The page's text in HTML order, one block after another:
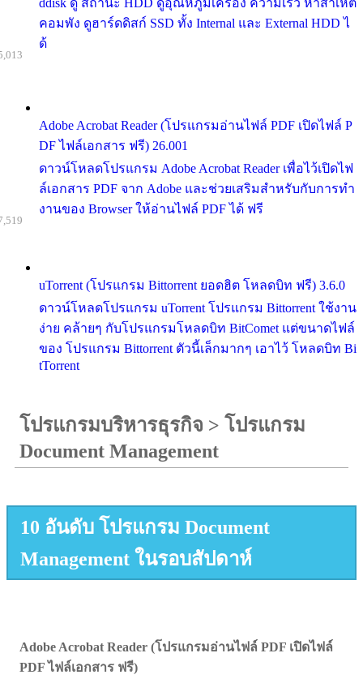
ddisk ดู สถานะ HDD ดูอุณหภูมิเครื่อง ความเร็ว หาสาเหต
คอมพัง ดูฮาร์ดดิสก์ SSD ทั้ง Internal และ External HDD ไ
ด้
Adobe Acrobat Reader (โปรแกรมอ่านไฟล์ PDF เปิดไฟล์ P
DF ไฟล์เอกสาร ฟรี) 26.001
ดาวน์โหลดโปรแกรม Adobe Acrobat Reader เพื่อไว้เปิดไฟ
ล์เอกสาร PDF จาก Adobe และช่วยเสริมสำหรับกับการทำ
งานของ Browser ให้อ่านไฟล์ PDF ได้ ฟรี
uTorrent (โปรแกรม Bittorrent ยอดฮิต โหลดบิท ฟรี) 3.6.0
ดาวน์โหลดโปรแกรม uTorrent โปรแกรม Bittorrent ใช้งาน
ง่าย คล้ายๆ กับโปรแกรมโหลดบิท BitComet แต่ขนาดไฟล์
ของ โปรแกรม Bittorrent ตัวนี้เล็กมากๆ เอาไว้ โหลดบิท Bi
tTorrent
โปรแกรมบริหารธุรกิจ > โปรแกรม
Document Management
10 อันดับ โปรแกรม Document
Management ในรอบสัปดาห์
Adobe Acrobat Reader (โปรแกรมอ่านไฟล์ PDF เปิดไฟล์
PDF ไฟล์เอกสาร ฟรี)